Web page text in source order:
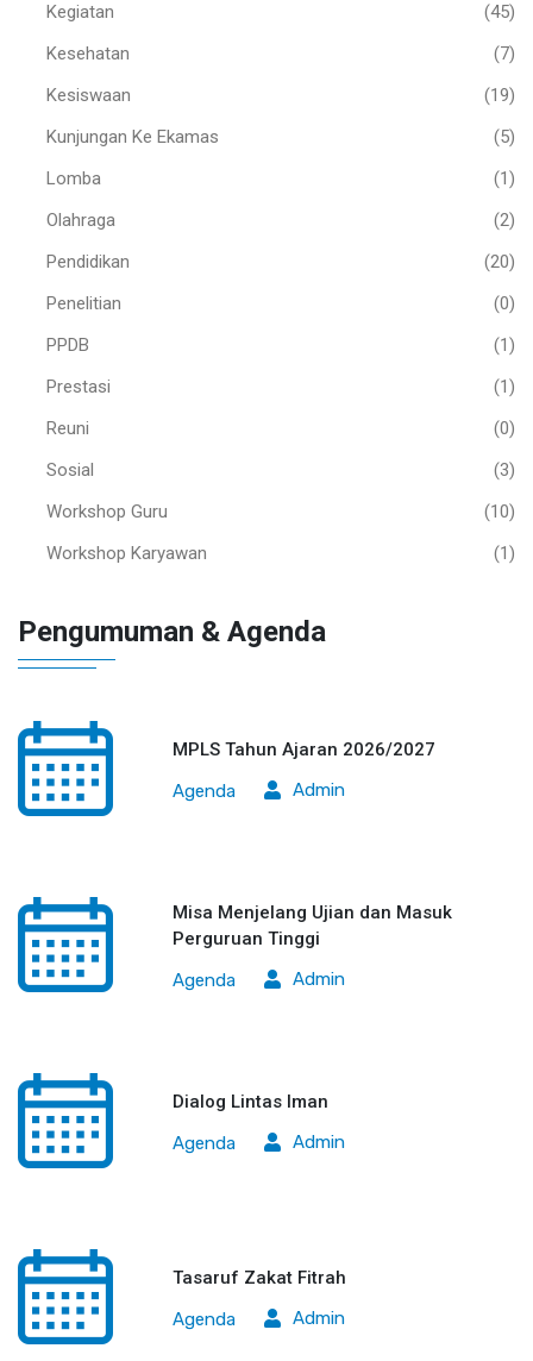
Kegiatan
(45)
Kesehatan
(7)
Kesiswaan
(19)
Kunjungan Ke Ekamas
(5)
Lomba
(1)
Olahraga
(2)
Pendidikan
(20)
Penelitian
(0)
PPDB
(1)
Prestasi
(1)
Reuni
(0)
Sosial
(3)
Workshop Guru
(10)
Workshop Karyawan
(1)
Pengumuman & Agenda
MPLS Tahun Ajaran 2026/2027
Agenda
Admin
Misa Menjelang Ujian dan Masuk
Perguruan Tinggi
Agenda
Admin
Dialog Lintas Iman
Agenda
Admin
Tasaruf Zakat Fitrah
Agenda
Admin